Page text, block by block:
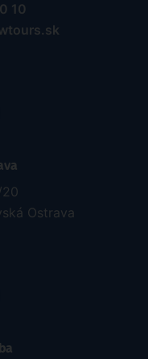
10
Ostrava